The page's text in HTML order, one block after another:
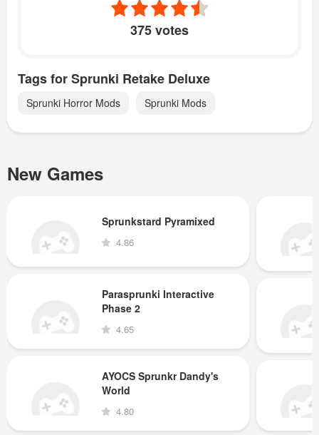
375 votes
Tags for Sprunki Retake Deluxe
Sprunki Horror Mods Sprunki Mods
New Games
Sprunkstard Pyramixed
4.86
Parasprunki Interactive
Phase 2
4.65
AYOCS Sprunkr Dandy's
World
4.80